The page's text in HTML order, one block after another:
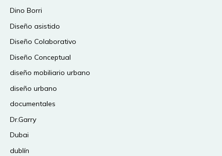
Dino Borri
Diseño asistido
Diseño Colaborativo
Diseño Conceptual
diseño mobiliario urbano
diseño urbano
documentales
Dr.Garry
Dubai
dublín